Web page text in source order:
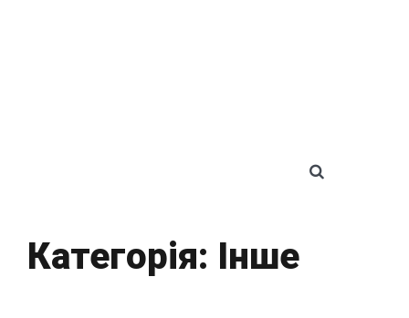
Категорія: Інше